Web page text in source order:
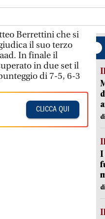
Berrettini che si
il suo terzo
In finale il
in due set il
di 7-5, 6-3
CLICCA QUI
I